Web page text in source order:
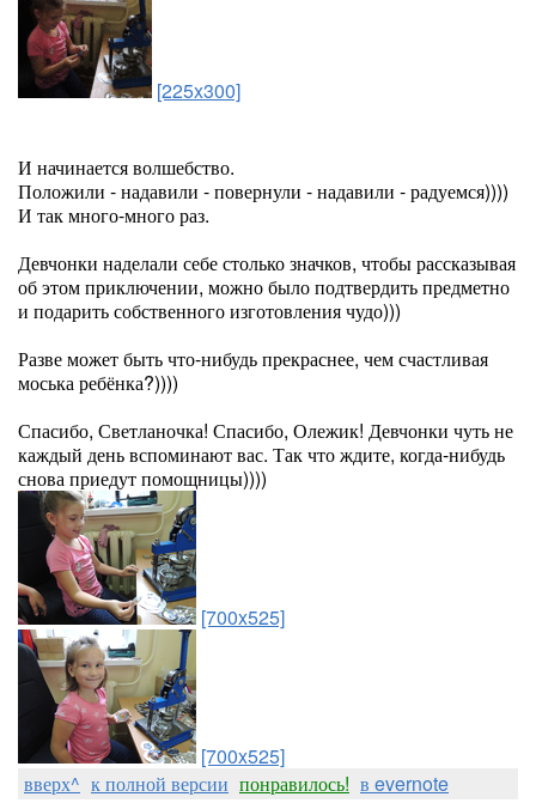
[225x300]
И начинается волшебство.
Положили - надавили - повернули - надавили - радуемся))))
И так много-много раз.
Девчонки наделали себе столько значков, чтобы рассказывая
об этом приключении, можно было подтвердить предметно
и подарить собственного изготовления чудо)))
Разве может быть что-нибудь прекраснее, чем счастливая
моська ребёнка?))))
Спасибо, Светланочка! Спасибо, Олежик! Девчонки чуть не
каждый день вспоминают вас. Так что ждите, когда-нибудь
снова приедут помощницы))))
[700x525]
[700x525]
вверх^ к полной версии понравилось! в evernote